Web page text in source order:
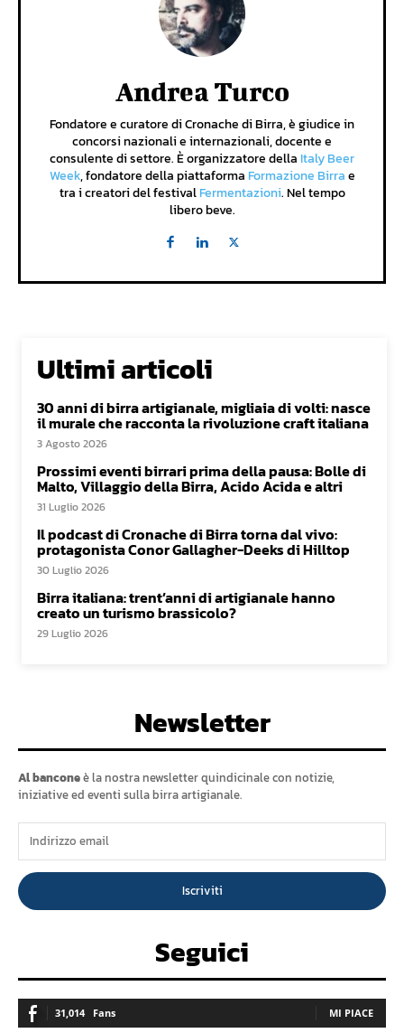
Andrea Turco
Fondatore e curatore di Cronache di Birra, è giudice in
concorsi nazionali e internazionali, docente e
consulente di settore. È organizzatore della Italy Beer
Week, fondatore della piattaforma Formazione Birrae
tra i creatori del festivalFermentazioni. Nel tempo
libero beve.
Ultimi articoli
30 anni di birra artigianale, migliaia di volti: nasce
il murale che racconta la rivoluzione craft italiana
3 Agosto 2026
Prossimi eventi birrari prima della pausa: Bolle di
Malto, Villaggio della Birra, Acido Acida e altri
31 Luglio 2026
Il podcast di Cronache di Birra torna dal vivo:
protagonista Conor Gallagher-Deeks di Hilltop
30 Luglio 2026
Birra italiana: trent’anni di artigianale hanno
creato un turismo brassicolo?
29 Luglio 2026
Newsletter
Al banconeè la nostra newsletter quindicinale con notizie,
iniziative ed eventi sulla birra artigianale.
Iscriviti
Seguici
31,014 Fans MI PIACE